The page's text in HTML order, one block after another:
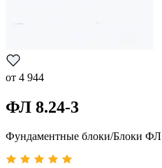
от 4 944
ФЛ 8.24-3
Фундаментные блоки/Блоки ФЛ